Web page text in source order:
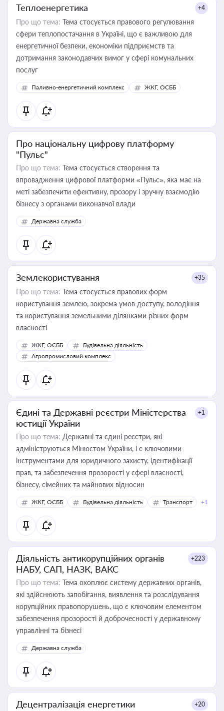
Теплоенергетика +4
Про що тема: Тема стосується правового регулювання
сфери теплопостачання в Україні, що є важливою для
енергетичної безпеки, економіки підприємств та
дотримання законодавчих вимог у сфері комунальних
послуг
Паливно-енергетичний комплекс ЖКГ, ОСББ
Про національну цифрову платформу
"Пульс"
Про що тема: Тема стосується створення та
впровадження цифрової платформи «Пульс», яка має на
меті забезпечити ефективну, прозору і зручну взаємодію
бізнесу з органами виконавчої влади
Державна служба
Землекористування +35
Про що тема: Тема стосується правових форм
користування землею, зокрема умов доступу, володіння
та користування земельними ділянками різних форм
власності
ЖКГ, ОСББ
Будівельна діяльність
Агропромисловий комплекс
Єдині та Державні реєстри Міністерства
юстиції України
+1
Про що тема: Державні та єдині реєстри, які
адмініструються Мінюстом України, і є ключовими
інструментами для юридичного захисту, ідентифікації
прав, та забезпечення прозорості у сфері власності,
бізнесу, сімейних та майнових відносин
ЖКГ, ОСББ Будівельна діяльність Транспорт +1
Діяльність антикорупційних органів
НАБУ, САП, НАЗК, ВАКС
+223
Про що тема: Тема охоплює систему державних органів,
які здійснюють запобігання, виявлення та розслідування
корупційних правопорушень, що є ключовим елементом
забезпечення прозорості й доброчесності у державному
управлінні та бізнесі
Державна служба
Децентралізація енергетики +20